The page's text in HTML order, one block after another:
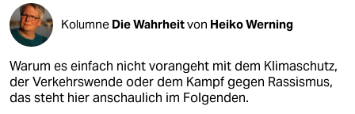
Kolumne Die Wahrheitvon Heiko Werning
Warum es einfach nicht vorangeht mit dem Klimaschutz,
der Verkehrswende oder dem Kampf gegen Rassismus,
das steht hier anschaulich im Folgenden.